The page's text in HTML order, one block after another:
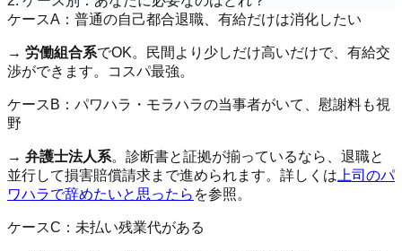
ケースA：普通の自己都合退職、有給だけは消化したい
→ 労働組合系でOK。民間より少しだけ高いだけで、有給交
渉ができます。コスパ最強。
ケースB：パワハラ・モラハラの当事者がいて、慰謝料も視
野
→ 弁護士法人系。診断書と証拠が揃っているなら、退職と
並行して損害賠償請求まで進められます。詳しくは 上司のパ
ワハラで辞めたいと思ったら を参照。
ケースC：未払い残業代がある